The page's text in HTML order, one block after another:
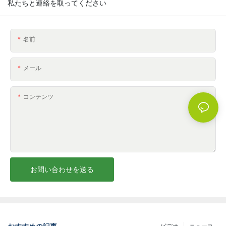
私たちと連絡を取ってください
名前
メール
コンテンツ
お問い合わせを送る